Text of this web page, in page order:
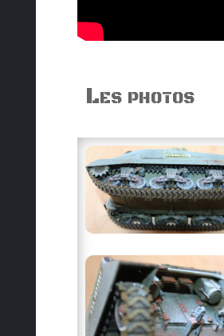
Les photos